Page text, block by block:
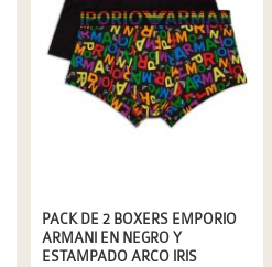
PACK DE 2 BOXERS EMPORIO
ARMANI EN NEGRO Y
ESTAMPADO ARCO IRIS